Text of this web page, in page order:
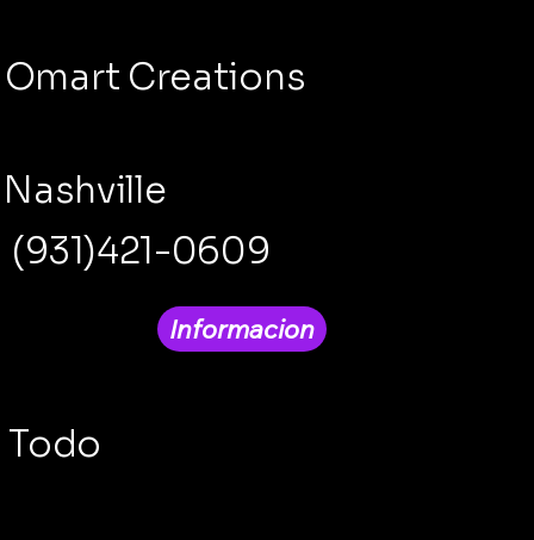
Omart Creations
Nashville
(931)421-0609
Informacion
Todo